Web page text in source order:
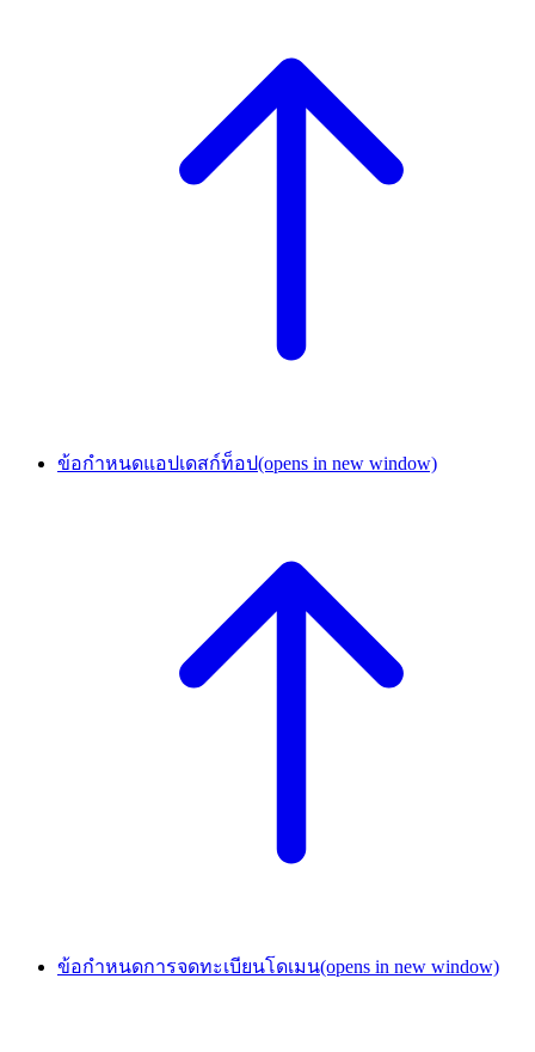
ข้อกำหนดแอปเดสก์ท็อป(opens in new window)
ข้อกำหนดการจดทะเบียนโดเมน(opens in new window)